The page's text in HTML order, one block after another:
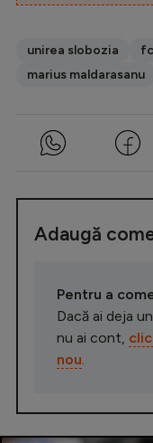
unirea slobozia
marius maldarasanu
Adaugă
Pentru a
Dacă ai deja
nu ai cont,
nou